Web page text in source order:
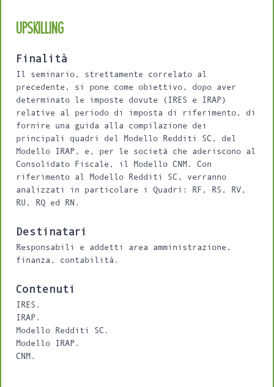
UPSKILLING
Finalità
Il seminario, strettamente correlato al
precedente, si pone come obiettivo, dopo aver
determinato le imposte dovute (IRES e IRAP)
relative al periodo di imposta di riferimento, di
fornire una guida alla compilazione dei
principali quadri del Modello Redditi SC, del
Modello IRAP, e, per le società che aderiscono al
Consolidato Fiscale, il Modello CNM. Con
riferimento al Modello Redditi SC, verranno
analizzati in particolare i Quadri: RF, RS, RV,
RU, RQ ed RN.
Destinatari
Responsabili e addetti area amministrazione,
finanza, contabilità.
Contenuti
IRES.
IRAP.
Modello Redditi SC.
Modello IRAP.
CNM.